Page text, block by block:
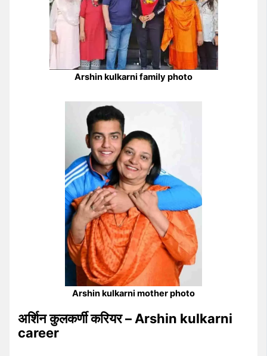
Arshin kulkarni family photo
Arshin kulkarni mother photo
अर्शिन कुलकर्णी करियर – Arshin kulkarni
career